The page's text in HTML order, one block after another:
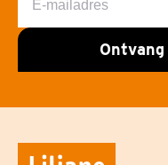
mailadres